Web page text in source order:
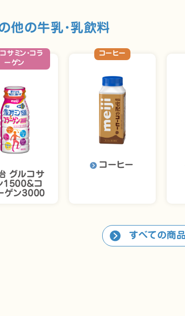
他の牛乳･乳飲料
サミン・コラ
ーゲン
グルコサ
1500＆コ
ゲン3000
コーヒー
コーヒー
すべての商